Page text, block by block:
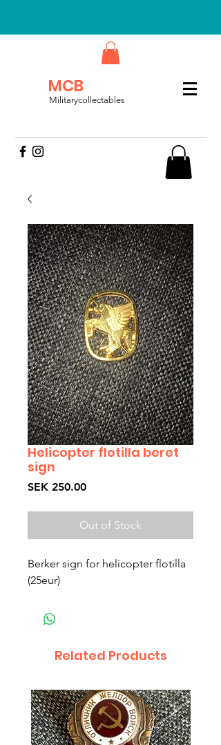
MCB
Militarycollectables
Helicopter flotilla beret
sign
SEK 250.00Price
Out of Stock
Berker sign for helicopter flotilla
(25eur)
Related Products